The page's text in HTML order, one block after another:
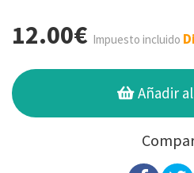
12.00€ Impuesto incluido
Añadir